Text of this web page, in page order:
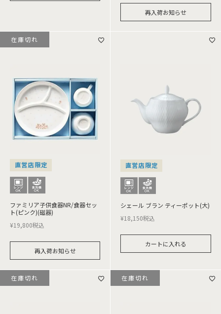
再入荷お知らせ
直営店限定
ファミリア子供食器NR/食器セッ
ト(ピンク)(磁器)
¥19,800税込
再入荷お知らせ
在庫切れ
直営店限定
シェール ブラン ティーポット(大)
¥18,150税込
カートに入れる
在庫切れ 在庫切れ